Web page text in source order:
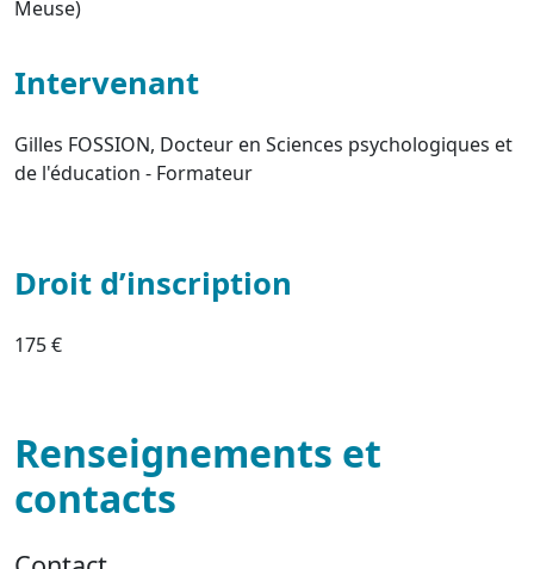
Meuse)
Intervenant
Gilles FOSSION, Docteur en Sciences psychologiques et
de l'éducation - Formateur
Droit d’inscription
175 €
Renseignements et
contacts